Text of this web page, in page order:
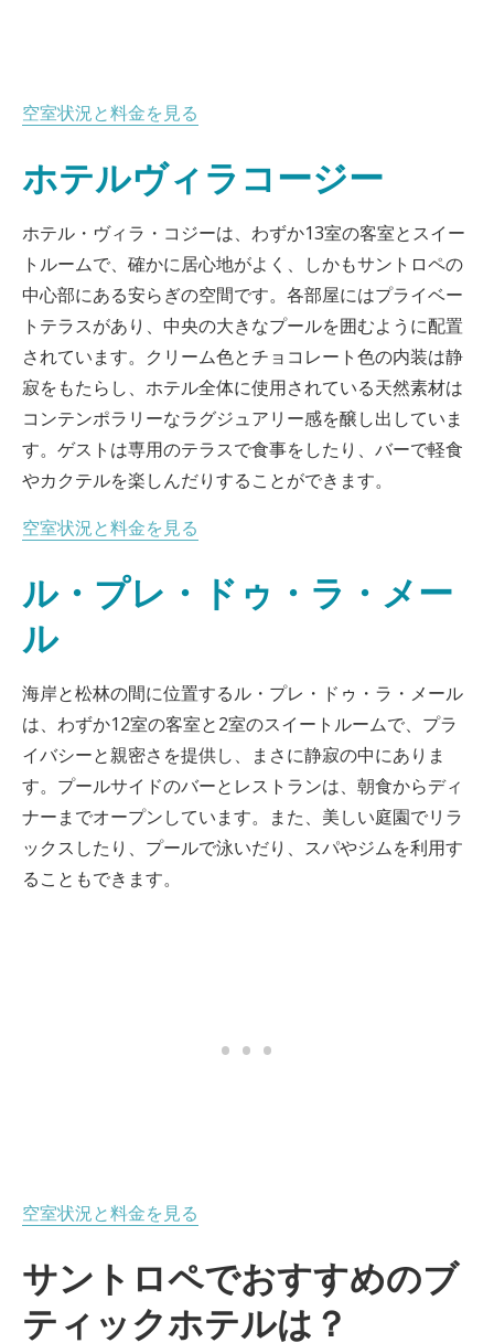
空室状況と料金を見る
ホテルヴィラコージー
ホテル・ヴィラ・コジーは、わずか13室の客室とスイー
トルームで、確かに居心地がよく、しかもサントロペの
中心部にある安らぎの空間です。各部屋にはプライベー
トテラスがあり、中央の大きなプールを囲むように配置
されています。クリーム色とチョコレート色の内装は静
寂をもたらし、ホテル全体に使用されている天然素材は
コンテンポラリーなラグジュアリー感を醸し出していま
す。ゲストは専用のテラスで食事をしたり、バーで軽食
やカクテルを楽しんだりすることができます。
空室状況と料金を見る
ル・プレ・ドゥ・ラ・メー
ル
海岸と松林の間に位置するル・プレ・ドゥ・ラ・メール
は、わずか12室の客室と2室のスイートルームで、プラ
イバシーと親密さを提供し、まさに静寂の中にありま
す。プールサイドのバーとレストランは、朝食からディ
ナーまでオープンしています。また、美しい庭園でリラ
ックスしたり、プールで泳いだり、スパやジムを利用す
ることもできます。
空室状況と料金を見る
サントロペでおすすめのブ
ティックホテルは？